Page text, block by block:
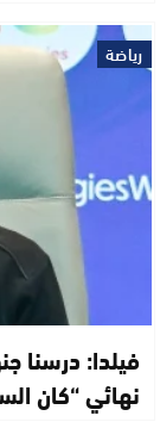
رياضة
فيلدا: درسنا
نهائي “كان